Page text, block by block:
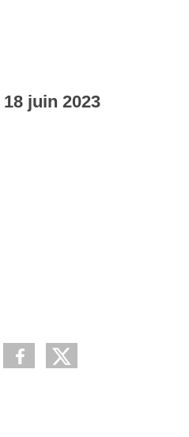
18 juin 2023